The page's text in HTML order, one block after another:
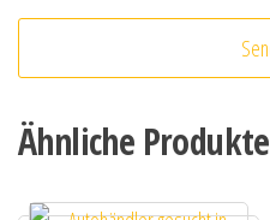
Ähnliche Produkte